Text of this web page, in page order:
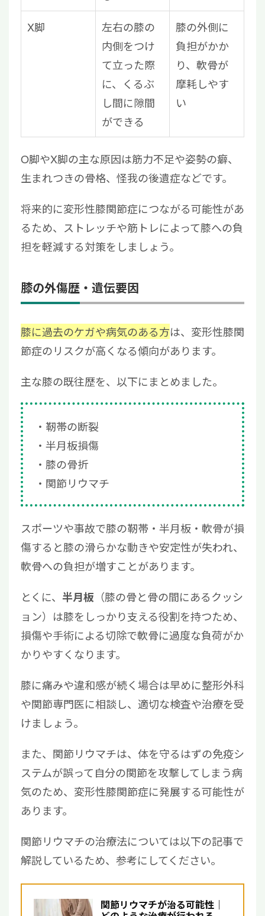
X脚
左右の膝の
内側をつけ
て立った際
に、くるぶ
し間に隙間
ができる
膝の外側に
負担がかか
り、軟骨が
摩耗しやす
い
O脚やX脚の主な原因は筋力不足や姿勢の癖、
生まれつきの骨格、怪我の後遺症などです。
将来的に変形性膝関節症につながる可能性があ
るため、ストレッチや筋トレによって膝への負
担を軽減する対策をしましょう。
膝の外傷歴・遺伝要因
膝に過去のケガや病気のある方は、変形性膝関
節症のリスクが高くなる傾向があります。
主な膝の既往歴を、以下にまとめました。
靭帯の断裂
半月板損傷
膝の骨折
関節リウマチ
スポーツや事故で膝の靭帯・半月板・軟骨が損
傷すると膝の滑らかな動きや安定性が失われ、
軟骨への負担が増すことがあります。
とくに、 半月板 （膝の骨と骨の間にあるクッシ
ョン）は膝をしっかり支える役割を持つため、
損傷や手術による切除で軟骨に過度な負荷がか
かりやすくなります。
膝に痛みや違和感が続く場合は早めに整形外科
や関節専門医に相談し、適切な検査や治療を受
けましょう。
また、関節リウマチは、体を守るはずの免疫シ
ステムが誤って自分の関節を攻撃してしまう病
気のため、変形性膝関節症に発展する可能性が
あります。
関節リウマチの治療法については以下の記事で
解説しているため、参考にしてください。
関節リウマチが治る可能性｜